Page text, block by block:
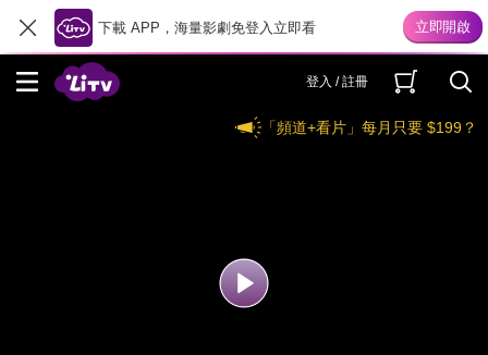
下載 APP，海量影劇免登入立即看
登入 / 註冊
「頻道+看片」每月只要 $199？